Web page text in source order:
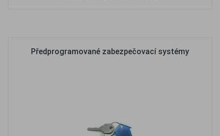
Předprogramované zabezpečovací systémy